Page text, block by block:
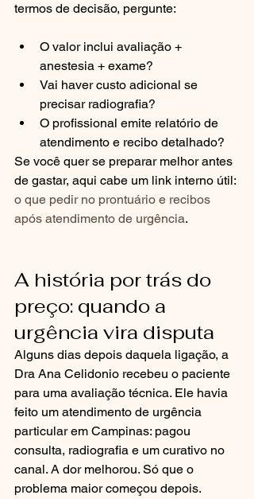
termos de decisão, pergunte:
O valor inclui avaliação +
anestesia + exame?
Vai haver custo adicional se
precisar radiografia?
O profissional emite relatório de
atendimento e recibo detalhado?
Se você quer se preparar melhor antes
de gastar, aqui cabe um link interno útil:
o que pedir no prontuário e recibos
após atendimento de urgência.
A história por trás do
preço: quando a
urgência vira disputa
Alguns dias depois daquela ligação, a
Dra Ana Celidonio recebeu o paciente
para uma avaliação técnica. Ele havia
feito um atendimento de urgência
particular em Campinas: pagou
consulta, radiografia e um curativo no
canal. A dor melhorou. Só que o
problema maior começou depois.